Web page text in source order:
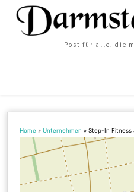
Post für alle, die
Home »Unternehmen »Step-In Fitness